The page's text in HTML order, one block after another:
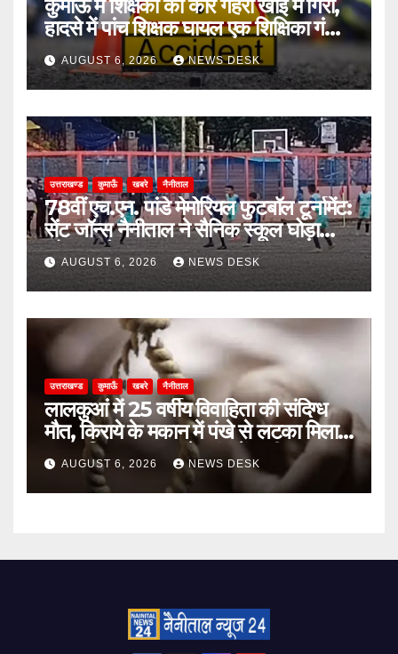
कुमाऊं में शिक्षकों की कार गहरी खाई में गिरी,
हादसे में पांच शिक्षक घायल एक शिक्षिका गंभीर
घायल
AUGUST 6, 2026 NEWS DESK
उत्तराखण्ड कुमाऊँ खबरे नैनीताल
78वीं एच.एन. पांडे मेमोरियल फुटबॉल टूर्नामेंट:
सेंट जॉन्स नैनीताल ने सैनिक स्कूल घोड़ाखाल
को 1-0 से हराया
AUGUST 6, 2026 NEWS DESK
उत्तराखण्ड कुमाऊँ खबरे नैनीताल
लालकुआं में 25 वर्षीय विवाहिता की संदिग्ध
मौत, किराये के मकान में पंखे से लटका मिला
शव; पुलिस हर पहलू से जांच में जुटी
AUGUST 6, 2026 NEWS DESK